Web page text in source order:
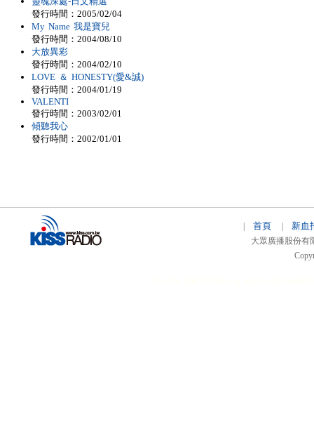
發行時間：2005/02/04
My Name 我是寶兒
發行時間：2004/08/10
大放異彩
發行時間：2004/02/10
LOVE ＆ HONESTY(愛&誠)
發行時間：2004/01/19
VALENTI
發行時間：2003/02/01
傾聽我心
發行時間：2002/01/01
首頁 新血
大眾廣播股份有